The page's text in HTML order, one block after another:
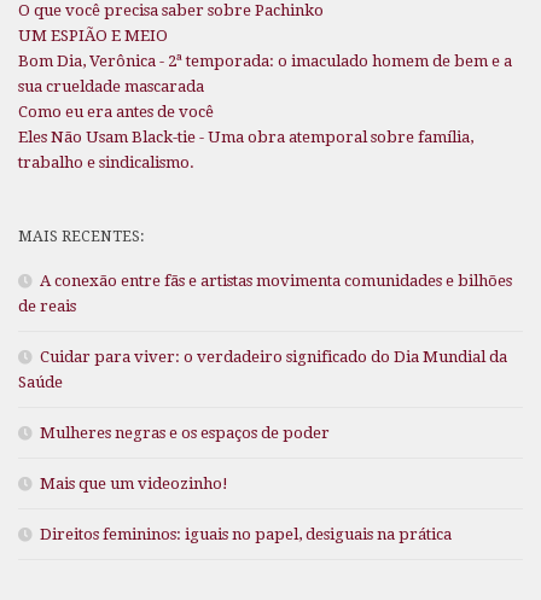
O que você precisa saber sobre Pachinko
UM ESPIÃO E MEIO
Bom Dia, Verônica - 2ª temporada: o imaculado homem de bem e a
sua crueldade mascarada
Como eu era antes de você
Eles Não Usam Black-tie - Uma obra atemporal sobre família,
trabalho e sindicalismo.
MAIS RECENTES:
A conexão entre fãs e artistas movimenta comunidades e bilhões
de reais
Cuidar para viver: o verdadeiro significado do Dia Mundial da
Saúde
Mulheres negras e os espaços de poder
Mais que um videozinho!
Direitos femininos: iguais no papel, desiguais na prática